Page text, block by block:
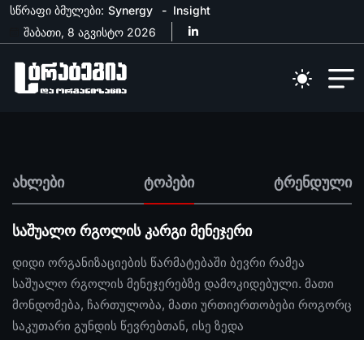
სწრაფი ბმულები: Synergy
Insight
შაბათი, 8 აგვისტო 2026
ახლები ტოპები ტრენდული
საშუალო რგოლის კარგი მენეჯერი
დიდი ორგანიზაციების წარმატებაში ბევრი რამეა
საშუალო რგოლის მენეჯერებზე დამოკიდებული. მათი
მონდომება, ჩართულობა, მათი ურთიერთობები როგორც
საკუთარი გუნდის წევრებთან, ისე ზედა